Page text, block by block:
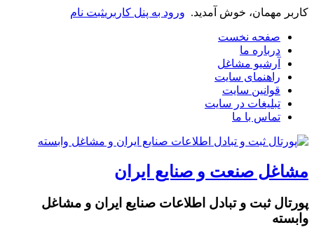
کاربر مهمان، خوش آمدید. ورود به پنل کاربریثبت نام
صفحه نخست
درباره ما
آرشیو مشاغل
راهنمای سایت
قوانین سایت
تبلیغات در سایت
تماس با ما
مشاغل صنعت و صنایع ایران
پورتال ثبت و تبادل اطلاعات صنایع ایران و مشاغل
وابسته